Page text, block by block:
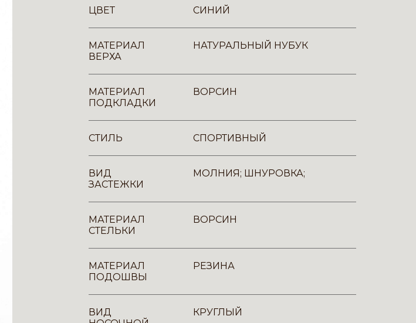
ЦВЕТ СИНИЙ
МАТЕРИАЛ
ВЕРХА
НАТУРАЛЬНЫЙ НУБУК
МАТЕРИАЛ
ПОДКЛАДКИ
ВОРСИН
СТИЛЬ СПОРТИВНЫЙ
ВИД
ЗАСТЕЖКИ
МОЛНИЯ; ШНУРОВКА;
МАТЕРИАЛ
СТЕЛЬКИ
ВОРСИН
МАТЕРИАЛ
ПОДОШВЫ
РЕЗИНА
ВИД
КРУГЛЫЙ